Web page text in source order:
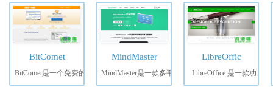
BitComet
BitComet是一个免费的
MindMaster
MindMaster是一款多平
LibreOffic
LibreOffice 是一款功